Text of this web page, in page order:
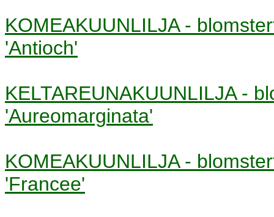
KOMEAKUUNLILJA -
'Antioch'
KELTAREUNAKUUNLILJA -
'Aureomarginata'
KOMEAKUUNLILJA -
'Francee'